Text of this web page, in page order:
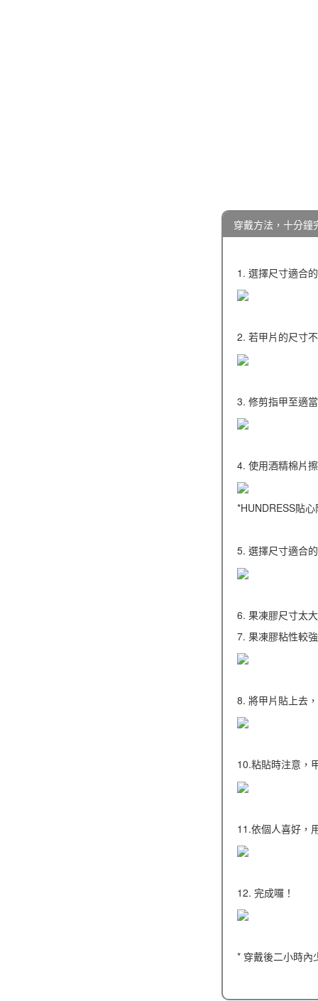
穿戴方法，十分鐘
1. 選擇尺寸適合
2. 若甲片的尺寸
3. 修剪指甲至適
4. 使用酒精棉片
*HUNDRESS貼
5. 選擇尺寸適合
6. 果凍膠尺寸太
7. 果凍膠粘性較
8. 將甲片貼上去
10.粘貼時注意，
11.依個人喜好，
12. 完成囉！
* 穿戴後二小時內